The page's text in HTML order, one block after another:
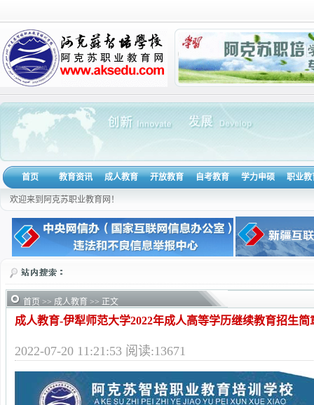
首页 教育资讯 成人教育 开放教育 自考教育 学力申硕 职业教
欢迎来到阿克苏职业教育网！
首页 >> 成人教育 >> 正文
成人教育-伊犁师范大学2022年成人高等学历继续教育招生简
2022-07-20 11:21:53 阅读:13671